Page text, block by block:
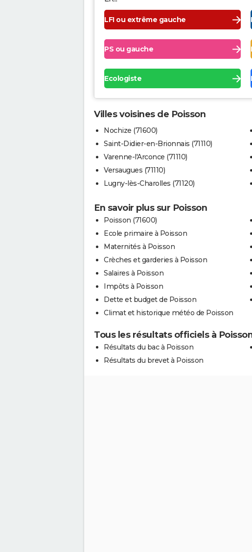
LFI ou extrême gauche
PS ou gauche
Ecologiste
Villes voisines de Poisson
Nochize (71600)
Saint-Didier-en-Brionnais (71110)
Varenne-l'Arconce (71110)
Versaugues (71110)
Lugny-lès-Charolles (71120)
En savoir plus sur Poisson
Poisson (71600)
Ecole primaire à Poisson
Maternités à Poisson
Crèches et garderies à Poisson
Salaires à Poisson
Impôts à Poisson
Dette et budget de Poisson
Climat et historique météo de Poisson
Tous les résultats officiels à
Résultats du bac à Poisson
Résultats du brevet à Poisson